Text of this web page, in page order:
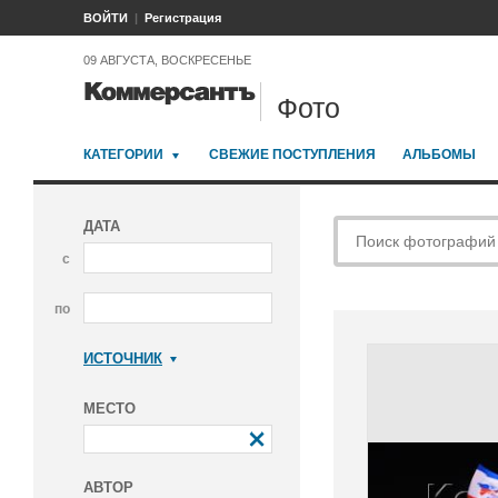
ВОЙТИ Регистрация
09 АВГУСТА, ВОСКРЕСЕНЬЕ
Фото
КАТЕГОРИИ СВЕЖИЕ ПОСТУПЛЕНИЯ АЛЬБОМЫ
ДАТА
с
по
ИСТОЧНИК
МЕСТО
АВТОР